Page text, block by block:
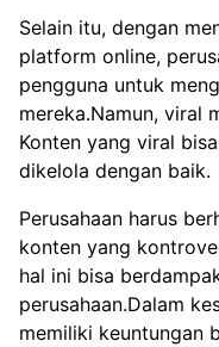
Selain itu, dengan
platform online,
pengguna untuk
mereka.Namun, viral
Konten yang viral
dikelola dengan baik.
Perusahaan harus
konten yang
hal ini bisa
perusahaan.Dalam
memiliki keuntungan